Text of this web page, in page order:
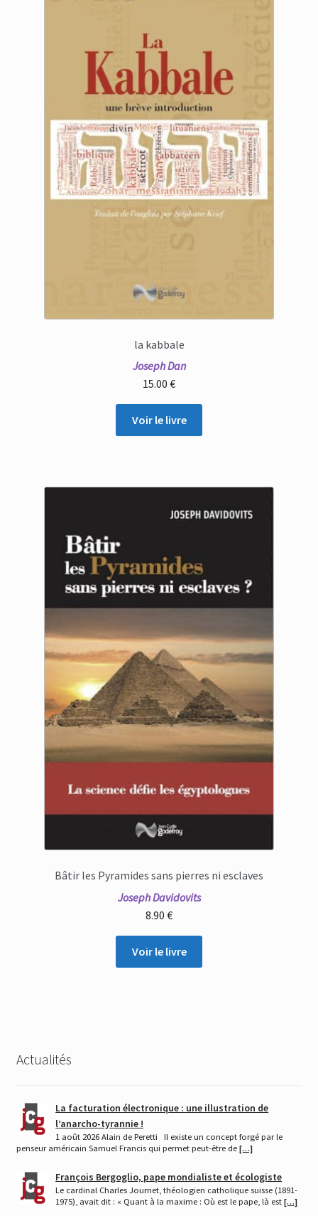
la kabbale
Joseph Dan
15.00 €
Voir le livre
Bâtir les Pyramides sans pierres ni esclaves
Joseph Davidovits
8.90 €
Voir le livre
Actualités
La facturation électronique : une illustration de
l’anarcho-tyrannie !
1 août 2026 Alain de Peretti Il existe un concept forgé par le
penseur américain Samuel Francis qui permet peut-être de […]
François Bergoglio, pape mondialiste et écologiste
Le cardinal Charles Journet, théologien catholique suisse (1891-
1975), avait dit : « Quant à la maxime : Où est le pape, là est[…]